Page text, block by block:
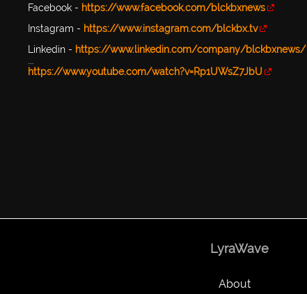
Facebook - https://www.facebook.com/blckbxnews
Instagram - https://www.instagram.com/blckbx.tv
Linkedin - https://www.linkedin.com/company/blckbxnews/
...
https://www.youtube.com/watch?v=Rp1UWsZ7JbU
LyraWave
About